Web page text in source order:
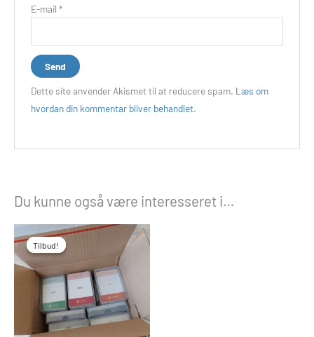
E-mail *
Dette site anvender Akismet til at reducere spam. Læs om
hvordan din kommentar bliver behandlet.
Du kunne også være interesseret i…
Tilbud!
Tilbud!
Den
oprindelige
pris
kr.640.00.
Den
aktuelle
kr.512.00.